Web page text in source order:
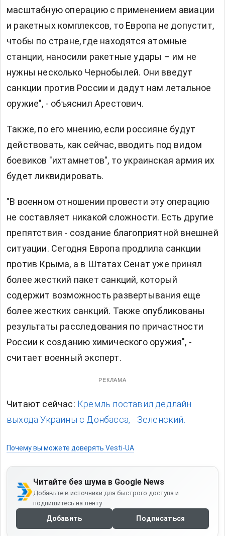
масштабную операцию с применением авиации
и ракетных комплексов, то Европа не допустит,
чтобы по стране, где находятся атомные
станции, наносили ракетные удары – им не
нужны несколько Чернобылей. Они введут
санкции против России и дадут нам летальное
оружие", - объяснил Арестович.
Также, по его мнению, если россияне будут
действовать, как сейчас, вводить под видом
боевиков "ихтамнетов", то украинская армия их
будет ликвидировать.
"В военном отношении провести эту операцию
не составляет никакой сложности. Есть другие
препятствия - создание благоприятной внешней
ситуации. Сегодня Европа продлила санкции
против Крыма, а в Штатах Сенат уже принял
более жесткий пакет санкций, который
содержит возможность развертывания еще
более жестких санкций. Также опубликованы
результаты расследования по причастности
России к созданию химического оружия", -
считает военный эксперт.
РЕКЛАМА
Читают сейчас: Кремль поставил дедлайн
выхода Украины с Донбасса, - Зеленский.
Почему вы можете доверять Vesti-UA
Читайте без шума в Google News
Добавьте в источники для быстрого доступа и
подпишитесь на ленту
Добавить Подписаться